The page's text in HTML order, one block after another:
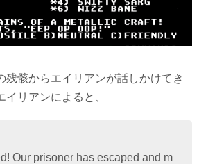
残骸からエイリアンが話しかけてき
リアンによると、
Our prisoner has escaped and m